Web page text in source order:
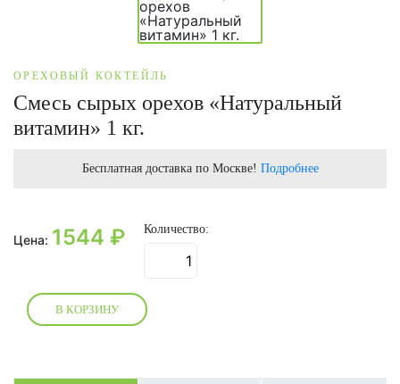
ОРЕХОВЫЙ КОКТЕЙЛЬ
Смесь сырых орехов «Натуральный
витамин» 1 кг.
Бесплатная доставка по Москве! Подробнее
Цена: 1544 ₽ Количество:
В КОРЗИНУ